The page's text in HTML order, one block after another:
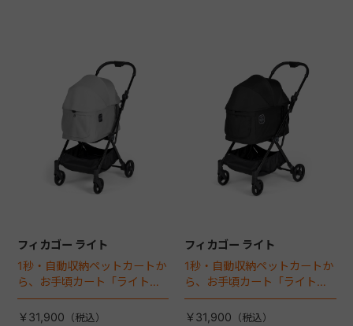
フィカゴー ライト
1秒・自動収納ペットカートか
ら、お手頃カート「ライト」
が登場！
￥31,900
フィカゴー ライト
1秒・自動収納ペットカートか
ら、お手頃カート「ライト」
が登場！
￥31,900